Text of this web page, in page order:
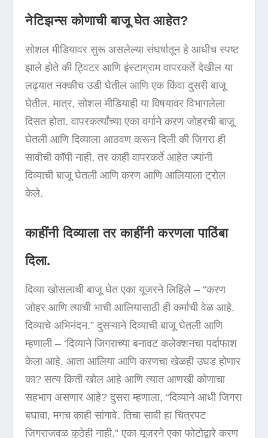
नेटिझन्स कोणाची बाजू घेत आहेत?
सोशल मीडियावर सुरू असलेल्या संघर्षातून हे आधीच स्पष्ट
झाले होते की ट्विटर आणि इंस्टाग्राम वापरकर्ते देखील या
लढ्यात नक्कीच उडी घेतील आणि एक किंवा दुसरी बाजू
घेतील. मात्र, सोशल मीडियाही या विषयावर विभागलेला
दिसत होता. वापरकर्त्यांच्या एका वर्गाने करण जोहरची बाजू
घेतली आणि दिव्याला आठवण करून दिली की जिगरा ही
सावीची कॉपी नाही, तर काही वापरकर्ते आहेत ज्यांनी
दिव्याची बाजू घेतली आणि करण आणि आलियाला ट्रोल
केले.
काहींनी दिव्याला तर काहींनी करणला पाठिंबा
दिला.
दिव्या खोसलाची बाजू घेत एका यूजरने लिहिले – “करण
जोहर आणि त्याची भाची आलियासाठी ही कर्माची वेळ आहे.
दिव्याचे अभिनंदन.” दुसऱ्याने दिव्याची बाजू घेतली आणि
म्हणाली – ‘दिव्याने जिगराच्या बनावट कलेक्शनचा पर्दाफाश
केला आहे. आता आलिया आणि करणचा खेळही उघड होणार
का? सत्य किती खोल आहे आणि त्यात आणखी कोणाचा
सहभाग असणार आहे? दुसरा म्हणाला, “दिव्याने आधी जिगरा
बघावा, मगच काही सांगावे. तिचा सावी हा चित्रपट
जिगराजवळ कुठेही नाही.” एका यूजरने एका फोटोद्वारे करण